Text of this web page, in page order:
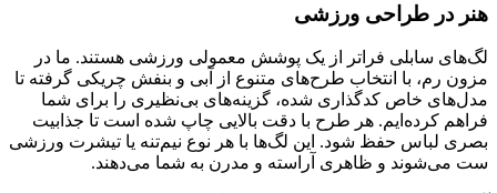
هنر در طراحی ورزشی
لگ‌های سابلی فراتر از یک پوشش معمولی ورزشی هستند. ما در
مزون رم، با انتخاب طرح‌های متنوع از آبی و بنفش چریکی گرفته تا
مدل‌های خاص کدگذاری شده، گزینه‌های بی‌نظیری را برای شما
فراهم کرده‌ایم. هر طرح با دقت بالایی چاپ شده است تا جذابیت
بصری لباس حفظ شود. این لگ‌ها با هر نوع نیم‌تنه یا تیشرت ورزشی
ست می‌شوند و ظاهری آراسته و مدرن به شما می‌دهند.